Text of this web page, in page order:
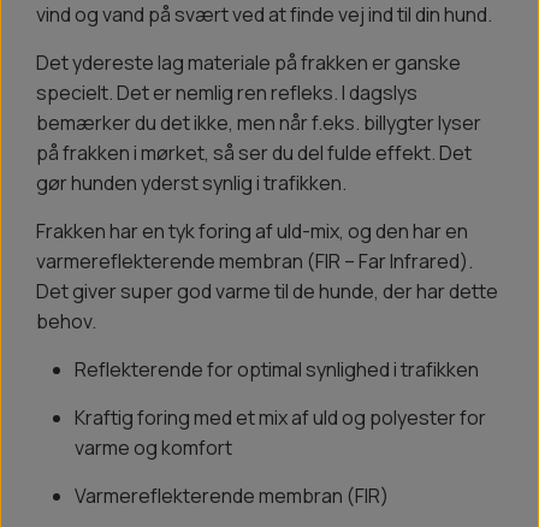
vind og vand på svært ved at finde vej ind til din hund.
Det ydereste lag materiale på frakken er ganske
specielt. Det er nemlig ren refleks. I dagslys
bemærker du det ikke, men når f.eks. billygter lyser
på frakken i mørket, så ser du del fulde effekt. Det
gør hunden yderst synlig i trafikken.
Frakken har en tyk foring af uld-mix, og den har en
varmereflekterende membran (FIR – Far Infrared).
Det giver super god varme til de hunde, der har dette
behov.
Reflekterende for optimal synlighed i trafikken
Kraftig foring med et mix af uld og polyester for
varme og komfort
Varmereflekterende membran (FIR)